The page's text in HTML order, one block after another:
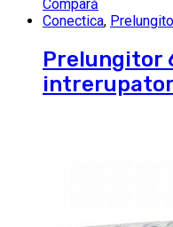
Compară
Conectica,
Prelungitor